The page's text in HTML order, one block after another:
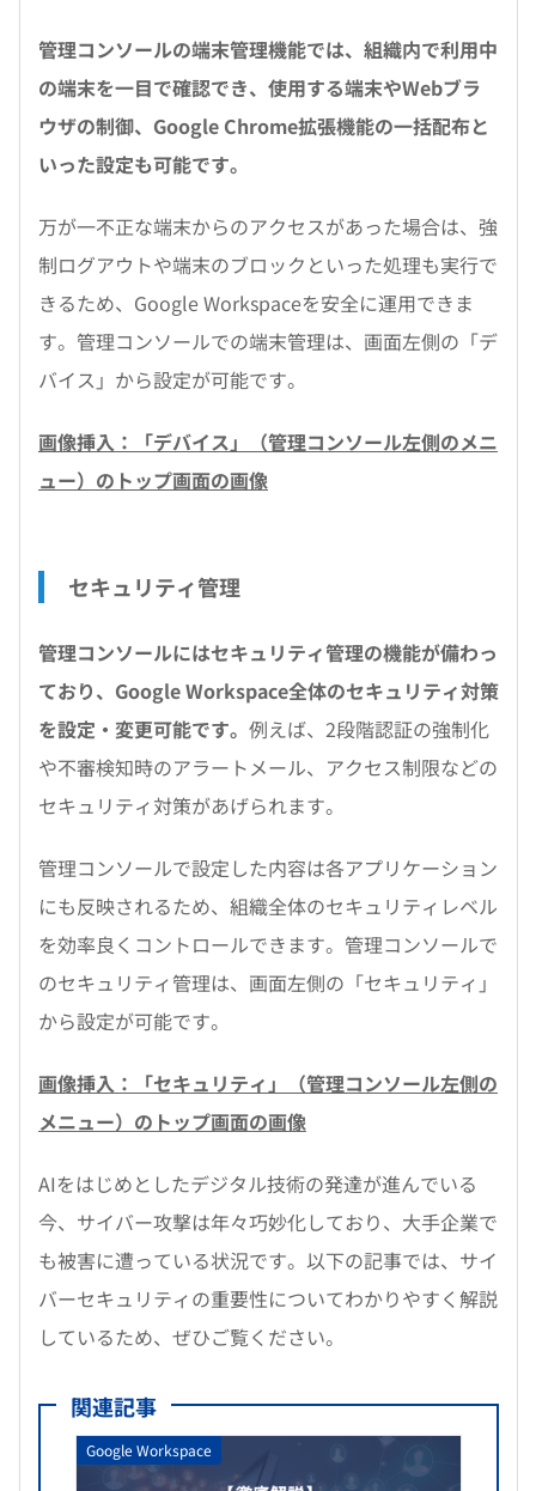
管理コンソールの端末管理機能では、組織内で利用中
の端末を一目で確認でき、使用する端末やWebブラ
ウザの制御、Google Chrome拡張機能の一括配布と
いった設定も可能です。
万が一不正な端末からのアクセスがあった場合は、強
制ログアウトや端末のブロックといった処理も実行で
きるため、Google Workspaceを安全に運用できま
す。管理コンソールでの端末管理は、画面左側の「デ
バイス」から設定が可能です。
画像挿入：「デバイス」（管理コンソール左側のメニ
ュー）のトップ画面の画像
セキュリティ管理
管理コンソールにはセキュリティ管理の機能が備わっ
ており、Google Workspace全体のセキュリティ対策
を設定・変更可能です。 例えば、2段階認証の強制化
や不審検知時のアラートメール、アクセス制限などの
セキュリティ対策があげられます。
管理コンソールで設定した内容は各アプリケーション
にも反映されるため、組織全体のセキュリティレベル
を効率良くコントロールできます。管理コンソールで
のセキュリティ管理は、画面左側の「セキュリティ」
から設定が可能です。
画像挿入：「セキュリティ」（管理コンソール左側の
メニュー）のトップ画面の画像
AIをはじめとしたデジタル技術の発達が進んでいる
今、サイバー攻撃は年々巧妙化しており、大手企業で
も被害に遭っている状況です。以下の記事では、サイ
バーセキュリティの重要性についてわかりやすく解説
しているため、ぜひご覧ください。
関連記事
Google Workspace